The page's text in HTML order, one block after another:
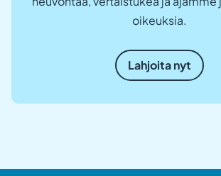
oikeuksia.
Lahjoita nyt